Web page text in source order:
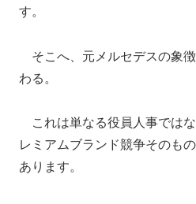
す。
そこへ、元メルセデスの象
わる。
これは単なる役員人事では
レミアムブランド競争そのも
あります。